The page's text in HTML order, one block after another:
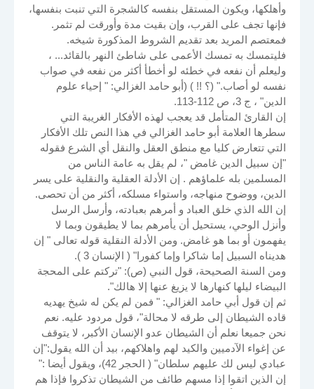
وأهلكها، ويكون المستقل بنفسه كالشجرة التي تنبت بنفسها،
فإنها تجف على القرب، وإن بقيت مدة وأورقت لم تثمر.
فمعتصم المريد بعد تقديم الشروط المذكورة شيخه.
فليتمسك به تمسك الأعمى على شاطئ النهر بالقائد... ،
وليعلم أن نفعه في خطئه لو أخطأ أكثر من نفعه في صواب
نفسه لو أصاب." (؟ !! ) (أبو حامد الغزالي: " إحياء علوم
الدين" ، ج 3، ص 112-113.
إن القارئ المتأمل قد يعجب لهذه الأفكار الغريبة التي
سطرها العلامة أبو حامد الغزالي في هذا النص تلك الأفكار
التي تتعارض كليا مع منطق العقل والنقل أي الشرع فقوله
"إن سبيل الدين غامض "، لم يقل به عامة الناس من
المسلمين بله علماؤهم . إن الأدلة العقلية والنقلية على يسر
الدين، ووضوح منهاجه، واستواء مسلكه، أكثر من أن تحصى.
إن الله الذي خلق العباد و أمرهم بعبادته، وأرسل الرسل
وأنزل الوحي، يستحيل أن يأمرهم بما لا يطيقون وبما لا
يفهمون أو بما هو غامض. ومن الأدلة النقلية قوله تعالى " إن
هديناه السبيل إما شاكرا وإما كفورا" ( الإنسان 3 ).
ومن السنة الصحيحة، قول النبي (ص): "تركتم على المحجة
البيضاء ليلها كنهارها لا يزيغ عنها إلا هالك".
ثم إن قول أبي حامد الغزالي: " فمن لم يكن له شيخ يهديه
قاده الشيطان إلى طرقه لا محالة"، قول مردود عليه. نعم
نحن جميعا نعلم أن الشيطان عدو الإنسان الأكبر، لا يتوقف
عن إغواء الآدميين والكيد لهم واهلاكهم، بيد أن الله يقول:"إن
عبادي ليس لك عليهم سلطان" ( الحجر 42)، ويقول أيضا :"
إن الذين اتقوا إذا مسهم طائف من الشيطان تذكروا فإذا هم